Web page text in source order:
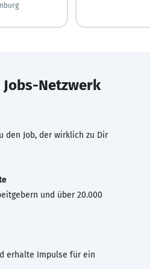
Jobs-Netzwerk
den Job, der wirklich zu Dir
und über 20.000
erhalte Impulse für ein